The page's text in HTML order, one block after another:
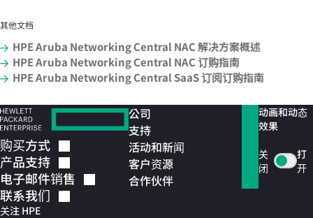
其他文档
HPE Aruba Networking Central NAC 解决方案概述
HPE Aruba Networking Central NAC 订购指南
HPE Aruba Networking Central SaaS 订阅订购指南
购买方式
产品支持
电子邮件销售
联系我们
关注 HPE
公司
支持
活动和新闻
客户资源
合作伙伴
动画和动态
效果
关
闭
打
开